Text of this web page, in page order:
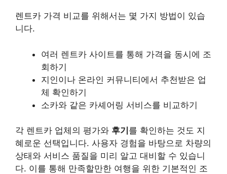
렌트카 가격 비교를 위해서는 몇 가지 방법이 있습
니다.
여러 렌트카 사이트를 통해 가격을 동시에 조
회하기
지인이나 온라인 커뮤니티에서 추천받은 업
체 확인하기
소카와 같은 카셰어링 서비스를 비교하기
각 렌트카 업체의 평가와 후기 를 확인하는 것도 지
혜로운 선택입니다. 사용자 경험을 바탕으로 차량의
상태와 서비스 품질을 미리 알고 대비할 수 있습니
다. 이를 통해 만족할만한 여행을 위한 기본적인 조